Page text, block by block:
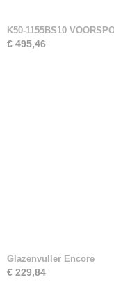
K50-1155BS10
€ 495,46
Glazenvuller Encore
€ 229,84